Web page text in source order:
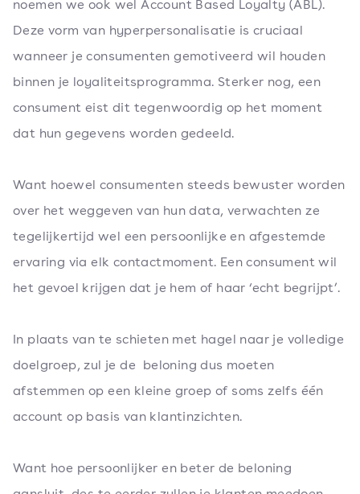
noemen we ook wel Account Based Loyalty (ABL).
Deze vorm van hyperpersonalisatie is cruciaal
wanneer je consumenten gemotiveerd wil houden
binnen je loyaliteitsprogramma. Sterker nog, een
consument eist dit tegenwoordig op het moment
dat hun gegevens worden gedeeld.
Want hoewel consumenten steeds bewuster worden
over het weggeven van hun data, verwachten ze
tegelijkertijd wel een persoonlijke en afgestemde
ervaring via elk contactmoment. Een consument wil
het gevoel krijgen dat je hem of haar ‘echt begrijpt’.
In plaats van te schieten met hagel naar je volledige
doelgroep, zul je de beloning dus moeten
afstemmen op een kleine groep of soms zelfs één
account op basis van klantinzichten.
Want hoe persoonlijker en beter de beloning